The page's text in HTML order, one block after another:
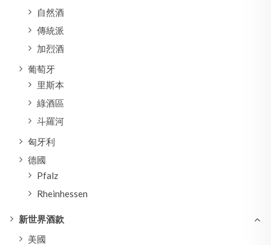
自然酒
傳統派
加烈酒
葡萄牙
里斯本
綠酒區
斗羅河
匈牙利
德國
Pfalz
Rheinhessen
新世界酒款
美國